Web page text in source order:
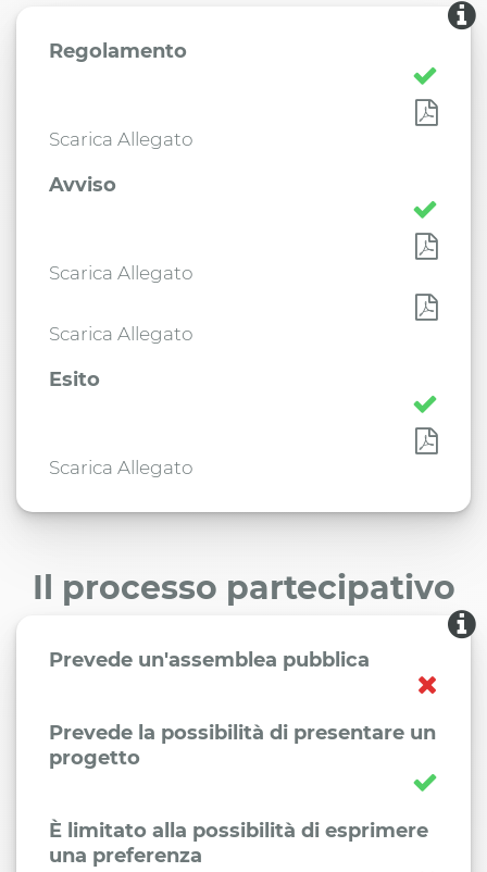
Regolamento
Scarica Allegato
Avviso
Scarica Allegato
Scarica Allegato
Esito
Scarica Allegato
Il processo partecipativo
Prevede un'assemblea pubblica
Prevede la possibilità di presentare un
progetto
È limitato alla possibilità di esprimere
una preferenza